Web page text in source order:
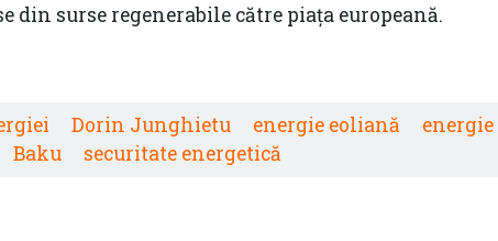
din surse regenerabile către piața europeană.
Dorin Junghietu energie eoliană
Baku securitate energetică